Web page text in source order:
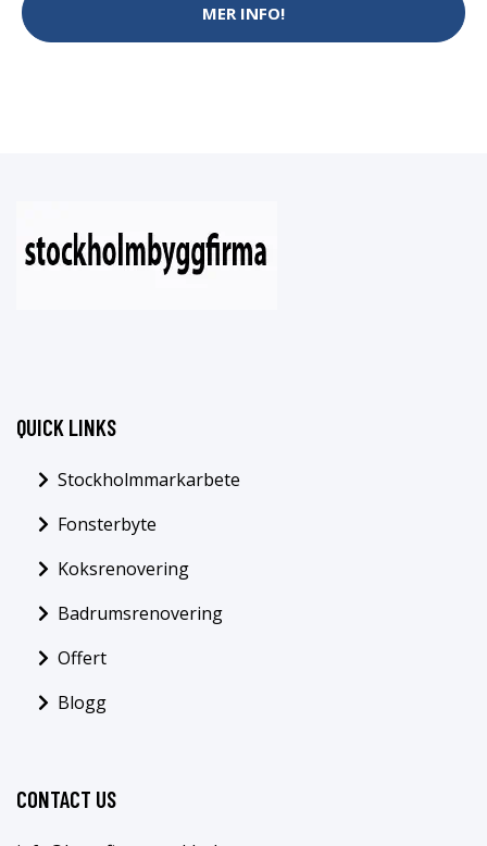
MER INFO!
QUICK LINKS
Stockholmmarkarbete
Fonsterbyte
Koksrenovering
Badrumsrenovering
Offert
Blogg
CONTACT US